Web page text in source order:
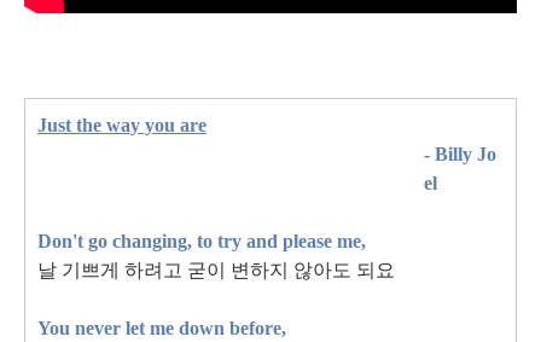
Just the way you are
- Billy Jo
el
Don't go changing, to try and please me,
날 기쁘게 하려고 굳이 변하지 않아도 되요
You never let me down before,